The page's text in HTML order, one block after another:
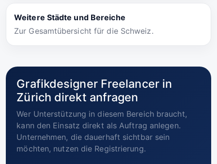
Weitere Städte und Bereiche
Zur Gesamtübersicht für die Schweiz.
Grafikdesigner Freelancer in
Zürich direkt anfragen
Wer Unterstützung in diesem Bereich braucht,
kann den Einsatz direkt als Auftrag anlegen.
Unternehmen, die dauerhaft sichtbar sein
möchten, nutzen die Registrierung.